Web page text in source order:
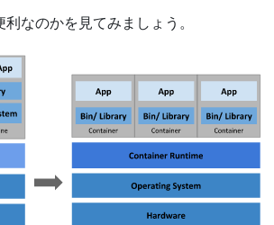
なのかを見てみましょう。